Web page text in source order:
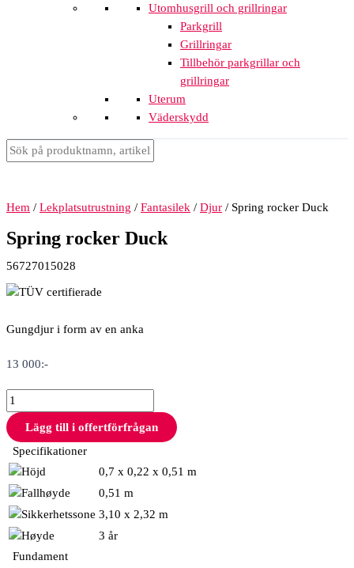
Utomhusgrill och grillringar
Parkgrill
Grillringar
Tillbehör parkgrillar och
grillringar
Uterum
Väderskydd
Hem / Lekplatsutrustning / Fantasilek / Djur / Spring rocker Duck
Spring rocker Duck
56727015028
Gungdjur i form av en anka
13 000:-
Lägg till i offertförfrågan
Specifikationer
0,7 x 0,22 x 0,51 m
0,51 m
3,10 x 2,32 m
3 år
Fundament